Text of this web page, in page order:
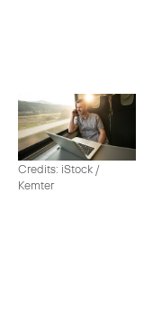
Credits: iStock /
Kemter